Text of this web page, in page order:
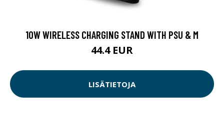
10W WIRELESS CHARGING STAND WITH PSU & M
44.4 EUR
LISÄTIETOJA